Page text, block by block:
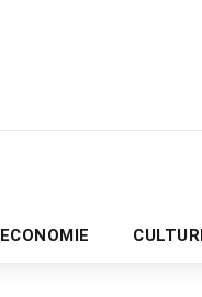
ECONOMIE